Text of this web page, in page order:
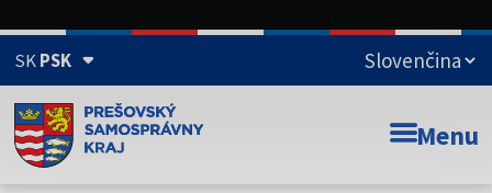
SKPSK
Doména psk.sk je oficiálna
Toto je oficiálna webová stránka Prešovského
Menu